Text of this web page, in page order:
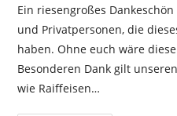
Ein riesengroßes
und Privatpersonen, die
haben. Ohne euch wäre
Besonderen Dank gilt
wie Raiffeisen…